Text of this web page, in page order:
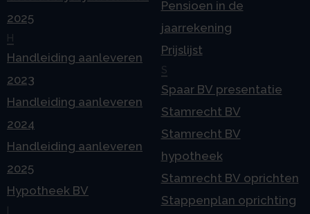
2025
H
Handleiding aanleveren
2023
Handleiding aanleveren
2024
Handleiding aanleveren
2025
Hypotheek BV
Pensioen in de
jaarrekening
Prijslijst
S
Spaar BV presentatie
Stamrecht BV
Stamrecht BV
hypotheek
Stamrecht BV oprichten
Stappenplan oprichting